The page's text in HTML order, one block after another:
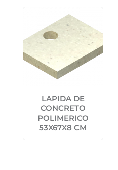
LAPIDA DE
CONCRETO
POLIMERICO
53X67X8 CM